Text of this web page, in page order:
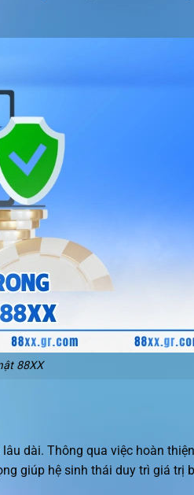
88XX
dài. Thông qua việc hoàn
giúp hệ sinh thái duy trì giá trị